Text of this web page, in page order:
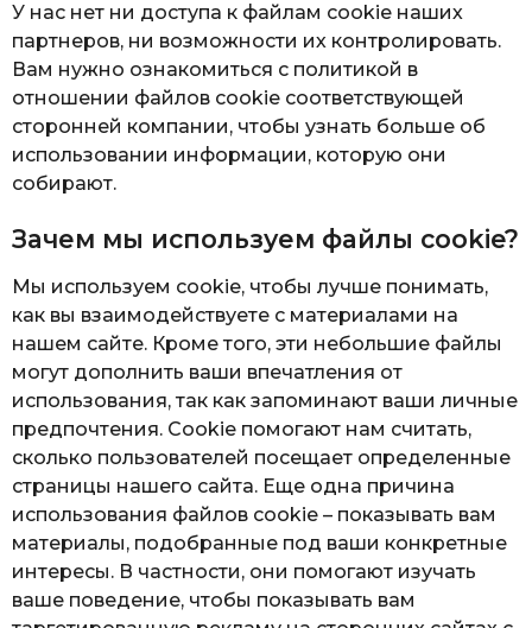
У нас нет ни доступа к файлам cookie наших
партнеров, ни возможности их контролировать.
Вам нужно ознакомиться с политикой в
отношении файлов cookie соответствующей
сторонней компании, чтобы узнать больше об
использовании информации, которую они
собирают.
Зачем мы используем файлы cookie?
Мы используем cookie, чтобы лучше понимать,
как вы взаимодействуете с материалами на
нашем сайте. Кроме того, эти небольшие файлы
могут дополнить ваши впечатления от
использования, так как запоминают ваши личные
предпочтения. Cookie помогают нам считать,
сколько пользователей посещает определенные
страницы нашего сайта. Еще одна причина
использования файлов cookie – показывать вам
материалы, подобранные под ваши конкретные
интересы. В частности, они помогают изучать
ваше поведение, чтобы показывать вам